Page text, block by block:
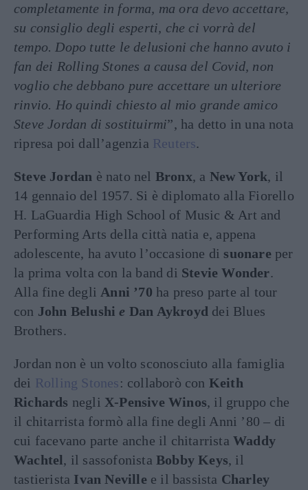
completamente in forma, ma ora devo accettare,
su consiglio degli esperti, che ci vorrà del
tempo. Dopo tutte le delusioni che hanno avuto i
fan dei Rolling Stones a causa del Covid, non
voglio che debbano pure accettare un ulteriore
rinvio. Ho quindi chiesto al mio grande amico
Steve Jordan di sostituirmi”, ha detto in una nota
ripresa poi dall’agenzia Reuters.
Steve Jordan è nato nel Bronx, a New York, il
14 gennaio del 1957. Si è diplomato alla Fiorello
H. LaGuardia High School of Music & Art and
Performing Arts della città natia e, appena
adolescente, ha avuto l’occasione di suonare per
la prima volta con la band di Stevie Wonder.
Alla fine degli Anni ’70 ha preso parte al tour
con John Belushie Dan Aykroyd dei Blues
Brothers.
Jordan non è un volto sconosciuto alla famiglia
dei Rolling Stones: collaborò con Keith
Richards negli X-Pensive Winos, il gruppo che
il chitarrista formò alla fine degli Anni ’80 – di
cui facevano parte anche il chitarrista Waddy
Wachtel, il sassofonistaBobby Keys, il
tastierista Ivan Neville e il bassista Charley